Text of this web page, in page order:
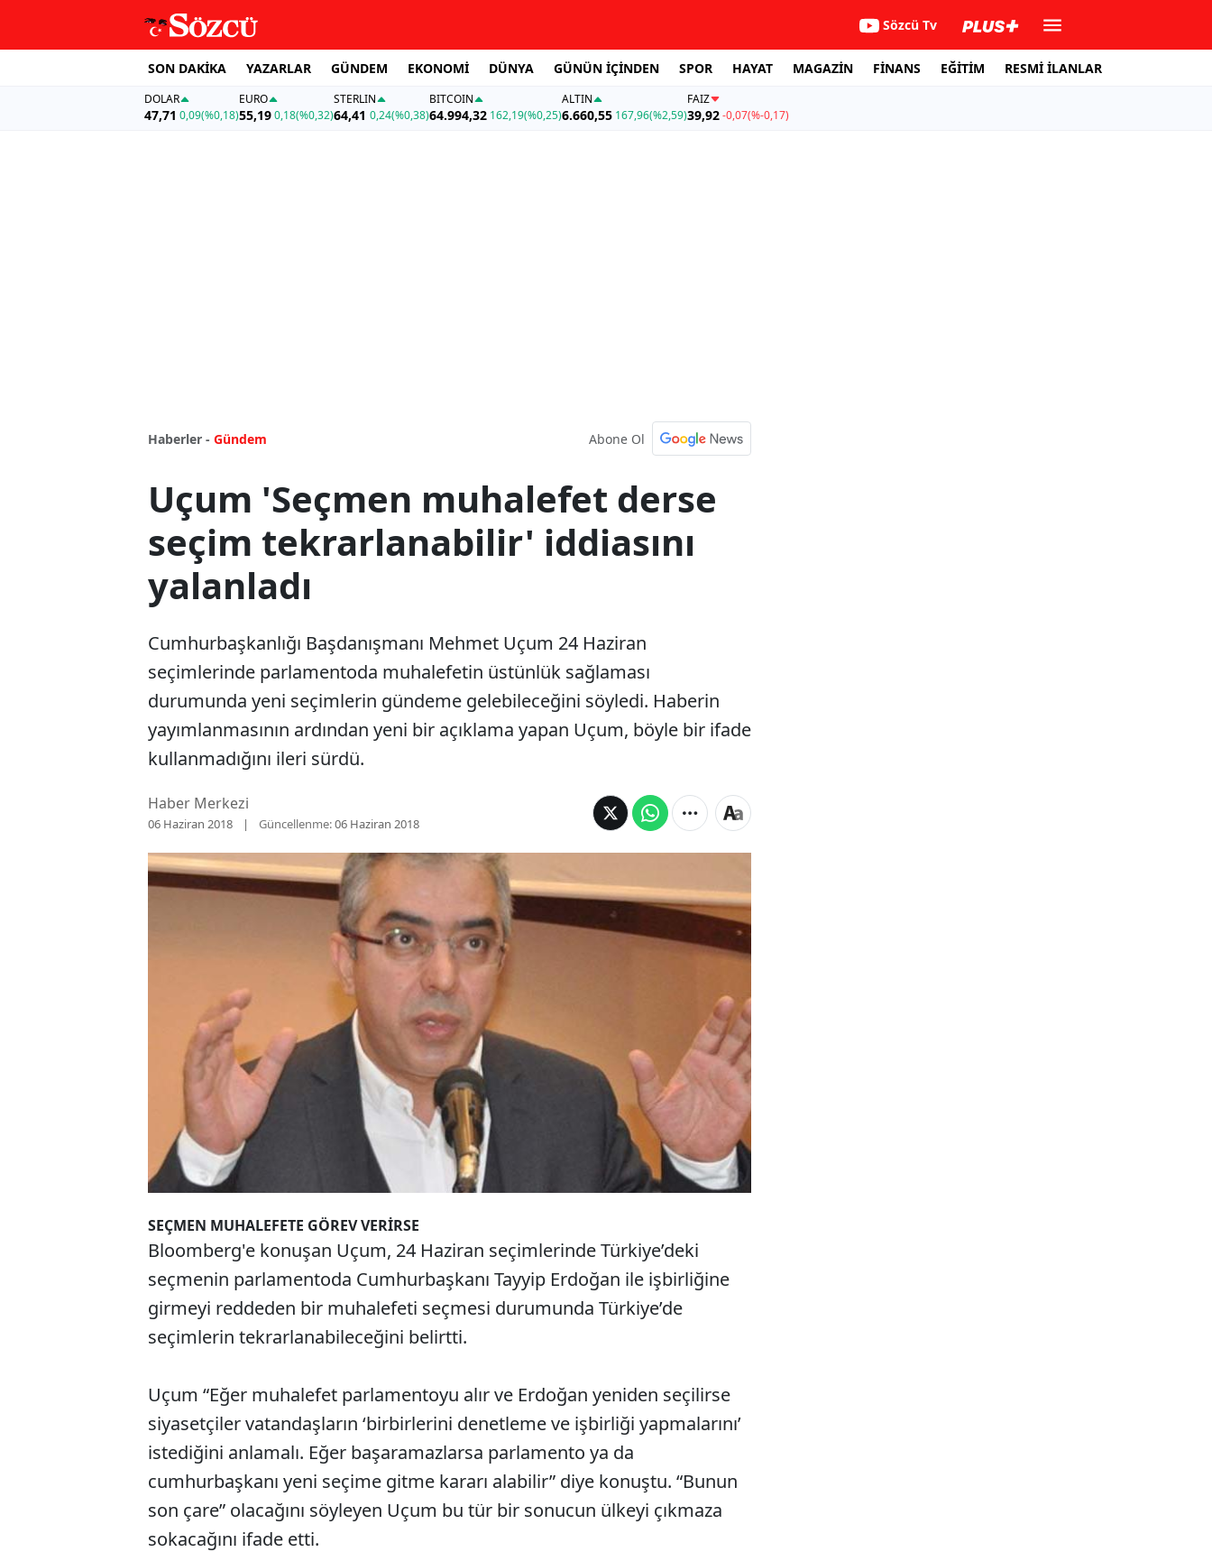
Sözcü Tv
SON DAKİKA YAZARLAR GÜNDEM EKONOMİ DÜNYA GÜNÜN İÇİNDEN SPOR HAYAT MAGAZİN FİNANS EĞİTİM RESMİ İLANLAR
DOLAR
47,71 0,09(%0,18)
EURO
55,19 0,18(%0,32)
STERLIN
64,41 0,24(%0,38)
BITCOIN
64.994,32 162,19(%0,25)
ALTIN
6.660,55 167,96(%2,59)
FAİZ
39,92-0,07(%-0,17)
Haberler - Gündem Abone Ol
Uçum 'Seçmen muhalefet derse
seçim tekrarlanabilir' iddiasını
yalanladı
Cumhurbaşkanlığı Başdanışmanı Mehmet Uçum 24 Haziran
seçimlerinde parlamentoda muhalefetin üstünlük sağlaması
durumunda yeni seçimlerin gündeme gelebileceğini söyledi. Haberin
yayımlanmasının ardından yeni bir açıklama yapan Uçum, böyle bir ifade
kullanmadığını ileri sürdü.
Haber Merkezi
06 Haziran 2018 Güncellenme:06 Haziran 2018
Cumhurbaşkanlığı Başdanışmanı Mehmet Uçum 24 Haziran
seçimlerinde parlamentoda muhalefetin üstünlük sağlaması
durumunda yeni seçimlerin gündeme gelebileceğini söyledi.
Haberin yayımlanmasının ardından yeni bir açıklama yapan Uçum,
böyle bir ifade kullanmadığını ileri sürdü.
SEÇMEN MUHALEFETE GÖREV VERİRSE
Bloomberg'e konuşan Uçum, 24 Haziran seçimlerinde Türkiye’deki
seçmenin parlamentoda Cumhurbaşkanı Tayyip Erdoğan ile işbirliğine
girmeyi reddeden bir muhalefeti seçmesi durumunda Türkiye’de
seçimlerin tekrarlanabileceğini belirtti.
Uçum “Eğer muhalefet parlamentoyu alır ve Erdoğan yeniden seçilirse
siyasetçiler vatandaşların ‘birbirlerini denetleme ve işbirliği yapmalarını’
istediğini anlamalı. Eğer başaramazlarsa parlamento ya da
cumhurbaşkanı yeni seçime gitme kararı alabilir” diye konuştu. “Bunun
son çare” olacağını söyleyen Uçum bu tür bir sonucun ülkeyi çıkmaza
sokacağını ifade etti.